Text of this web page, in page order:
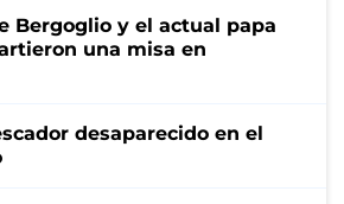
Bergoglio y el actual papa
una misa en
desaparecido en el